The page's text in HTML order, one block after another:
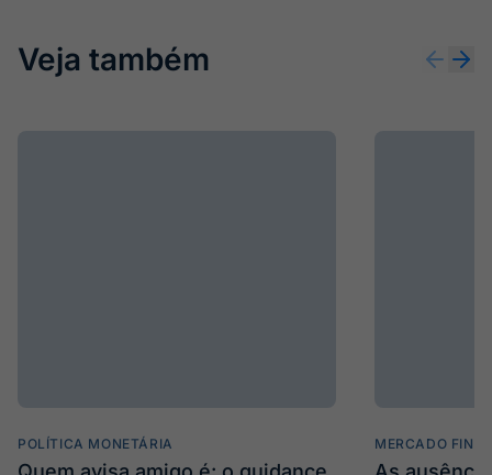
Veja também
POLÍTICA MONETÁRIA MERCADO